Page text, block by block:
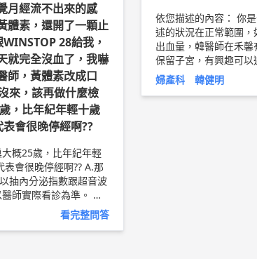
p://bit.ly/2Lo47qp
依您描述的內容： 你是什麼原因服用異位寧，目前你描
述的狀況在正常範圍
出血量，韓醫師在禾
保留子宮，有興趣可以過來諮詢 以上純
切以醫師實際看診為準。 禾馨台北民權 / 禾馨楊梅怡
醫院 主治醫師 台北博仁
婦產科 韓健明
月經流不出來的感
體素，還開了一顆止
28給我，
就完全沒血了，我嚇
師，黃體素改成口
來，該再做什麼檢
，比年紀年輕十歲
會很晚停經啊??
會很晚停經啊?? A.那
抽內分泌指數跟超音波
專任主治醫師 祈新婦產
宮鏡檢查，自費門診）
看完整問答